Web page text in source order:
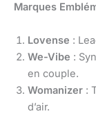
Marques
Lovense :
We-Vibe :
en couple.
Womanizer :
d’air.